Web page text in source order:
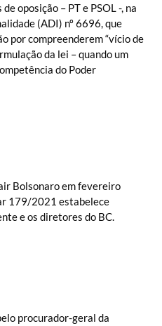
oposição – PT e PSOL -, na
(ADI) nº 6696, que
por compreenderem “vício de
da lei – quando um
do Poder
Bolsonaro em fevereiro
179/2021 estabelece
e os diretores do BC.
procurador-geral da